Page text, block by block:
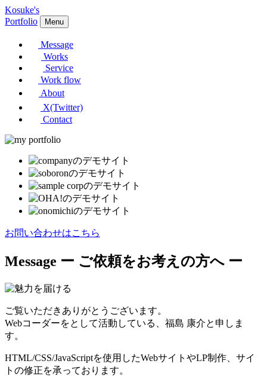
Kosuke's
Portfolio
Menu
Message
Works
Service
Work flow
About
X(Twitter)
Contact
お問い合わせはこちら
Message ー ご依頼をお考えの方へ ー
ご覧いただきありがとうございます。
Webコーダーをとして活動している、福島 康介と申しま
す。
HTML/CSS/JavaScriptを使用したWebサイトやLP制作、サイ
トの修正を承っております。